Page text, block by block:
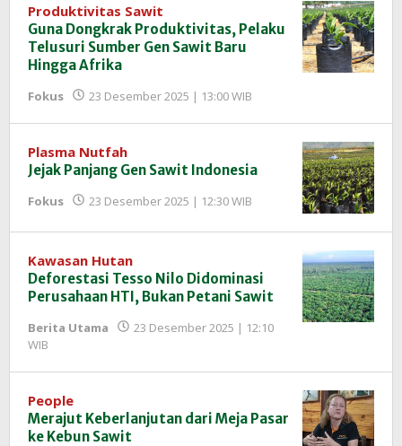
Produktivitas Sawit
Guna Dongkrak Produktivitas, Pelaku
Telusuri Sumber Gen Sawit Baru
Hingga Afrika
Fokus 23 Desember 2025 | 13:00 WIB
InfoSAWIT
Plasma Nutfah
Jejak Panjang Gen Sawit Indonesia
Fokus 23 Desember 2025 | 12:30 WIB
Redaksi
InfoSAWIT
Kawasan Hutan
Deforestasi Tesso Nilo Didominasi
Perusahaan HTI, Bukan Petani Sawit
Berita Utama
23 Desember 2025 | 12:10
WIB
InfoSAWIT
People
Merajut Keberlanjutan dari Meja Pasar
ke Kebun Sawit